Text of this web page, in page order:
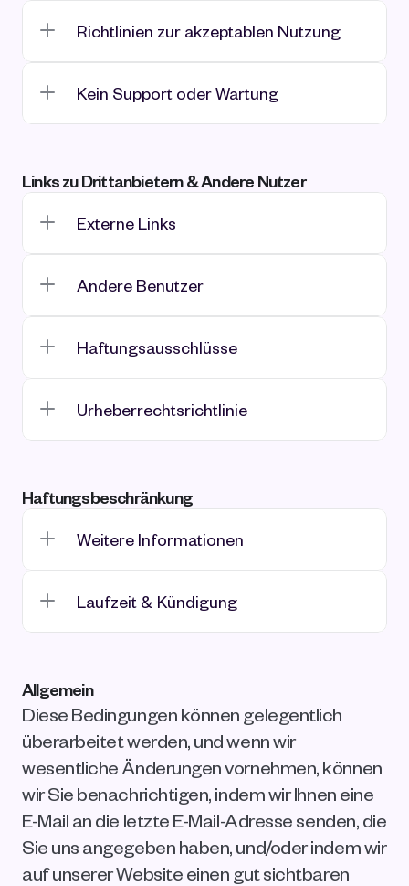
Richtlinien zur akzeptablen Nutzung
Kein Support oder Wartung
Links zu Drittanbietern & Andere Nutzer
Externe Links
Andere Benutzer
Haftungsausschlüsse
Urheberrechtsrichtlinie
Haftungsbeschränkung
Weitere Informationen
Laufzeit & Kündigung
Allgemein
Diese Bedingungen können gelegentlich
überarbeitet werden, und wenn wir
wesentliche Änderungen vornehmen, können
wir Sie benachrichtigen, indem wir Ihnen eine
E-Mail an die letzte E-Mail-Adresse senden, die
Sie uns angegeben haben, und/oder indem wir
auf unserer Website einen gut sichtbaren